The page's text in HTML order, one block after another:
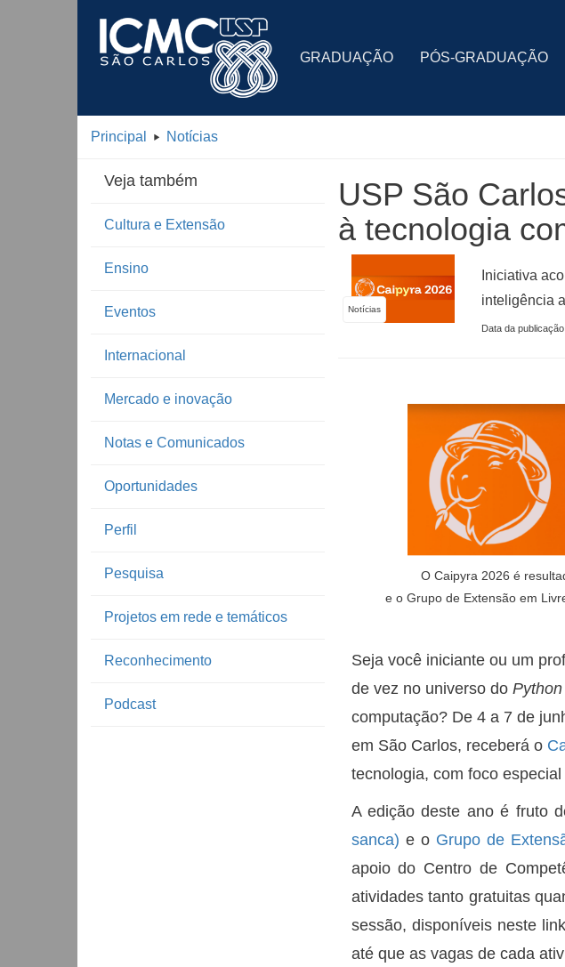
GRADUAÇÃO PÓS-GRADUAÇÃO
Principal Notícias
Veja também
Cultura e Extensão
Ensino
Eventos
Internacional
Mercado e inovação
Notas e Comunicados
Oportunidades
Perfil
Pesquisa
Projetos em rede e temáticos
Reconhecimento
Podcast
USP São
à tecnologia
Notícias
Iniciativa
inteligência
Data da
O Caipyra 2026 é
e o Grupo de Extensão em
Seja você iniciante ou um
de vez no universo do Python
computação? De 4 a 7 de
em São Carlos, receberá o
tecnologia, com foco especial
A edição deste ano é fruto
sanca) e o Grupo de
apoio do Centro de
atividades tanto gratuitas
sessão, disponíveis neste
até que as vagas de cada